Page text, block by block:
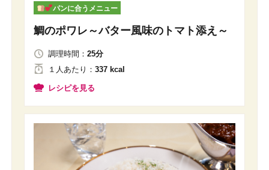
パンに合うメニュー
鯛のポワレ～バター風味のトマト添え～
調理時間： 25分
１人あたり ： 337 kcal
レシピを見る